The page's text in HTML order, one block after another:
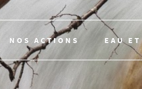
NOS ACTIONS EAU